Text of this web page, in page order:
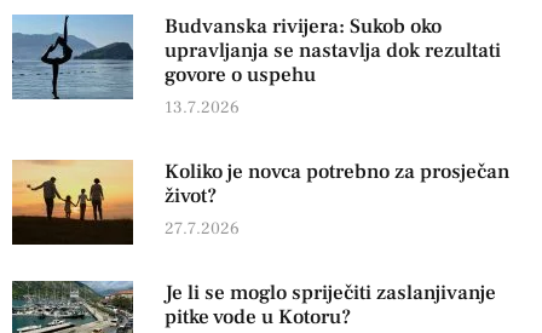
Budvanska rivijera: Sukob oko
upravljanja se nastavlja dok rezultati
govore o uspehu
13.7.2026
Koliko je novca potrebno za prosječan
život?
27.7.2026
Je li se moglo spriječiti zaslanjivanje
pitke vode u Kotoru?